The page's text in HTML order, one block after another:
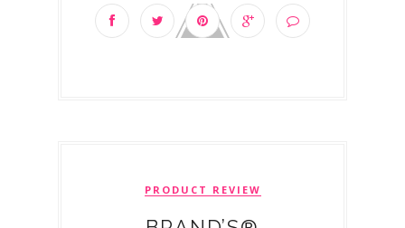
PRODUCT REVIEW